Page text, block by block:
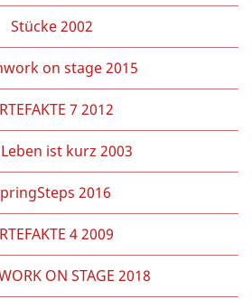
Stücke 2002
on stage 2015
7 2012
ist kurz 2003
2016
4 2009
ON STAGE 2018